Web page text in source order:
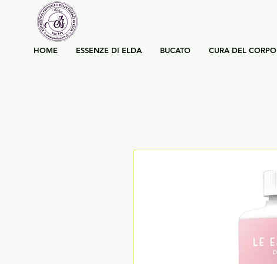
HOME ESSENZE DI ELDA BUCATO CURA DEL CORPO